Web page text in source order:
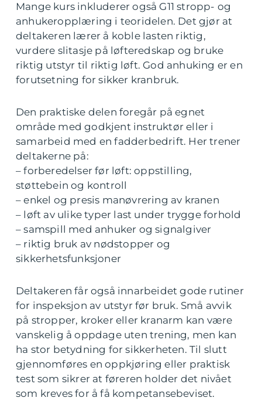
Mange kurs inkluderer også G11 stropp- og
anhukeropplæring i teoridelen. Det gjør at
deltakeren lærer å koble lasten riktig,
vurdere slitasje på løfteredskap og bruke
riktig utstyr til riktig løft. God anhuking er en
forutsetning for sikker kranbruk.
Den praktiske delen foregår på egnet
område med godkjent instruktør eller i
samarbeid med en fadderbedrift. Her trener
deltakerne på:
– forberedelser før løft: oppstilling,
støttebein og kontroll
– enkel og presis manøvrering av kranen
– løft av ulike typer last under trygge forhold
– samspill med anhuker og signalgiver
– riktig bruk av nødstopper og
sikkerhetsfunksjoner
Deltakeren får også innarbeidet gode rutiner
for inspeksjon av utstyr før bruk. Små avvik
på stropper, kroker eller kranarm kan være
vanskelig å oppdage uten trening, men kan
ha stor betydning for sikkerheten. Til slutt
gjennomføres en oppkjøring eller praktisk
test som sikrer at føreren holder det nivået
som kreves for å få kompetansebeviset.